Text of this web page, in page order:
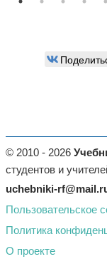
© 2010 - 2026
студентов и
uchebniki-
Пользовательское
Политика
О проекте